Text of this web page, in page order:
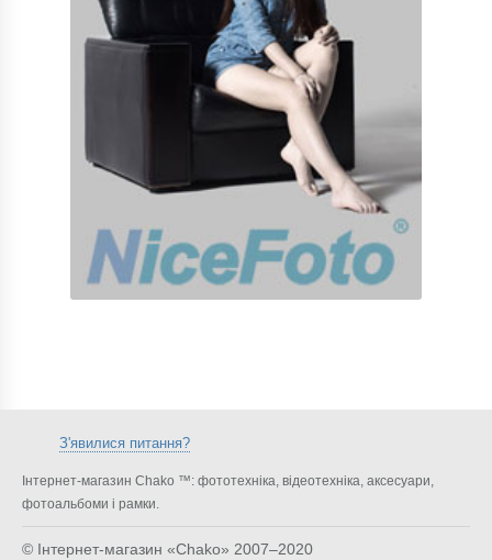
З'явилися питання?
Інтернет-магазин Chako ™: фототехніка, відеотехніка, аксесуари,
фотоальбоми і рамки.
© Інтернет-магазин «Chako» 2007–2020